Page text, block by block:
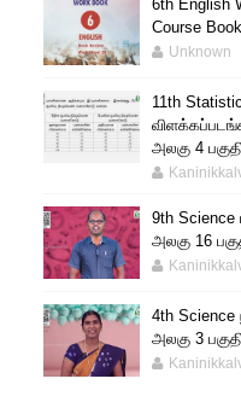
6th English
Course
Unknown
11th
அலகு 4
9th Science
அலகு 16
4th Science
அலகு 3